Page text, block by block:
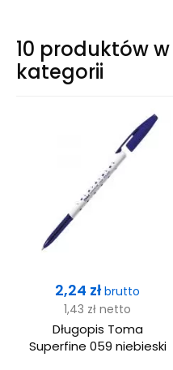
10 produktów
kategorii
Cena
2,24 złbrutto
1,43 zł netto
Długopis Toma
Superfine 059 niebieski